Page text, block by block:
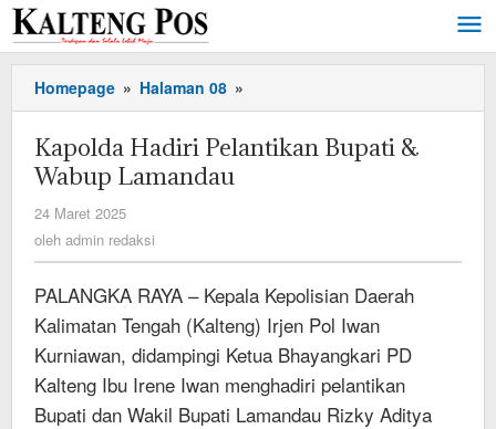
Lewati
ke
konten
Homepage » Halaman 08 »
Hadiri
Pelantikan
Bupati
Kapolda Hadiri Pelantikan Bupati &
Wabup Lamandau
24 Maret 2025
admin
redaksi
oleh admin redaksi
PALANGKA RAYA – Kepala Kepolisian Daerah
Kalimatan Tengah (Kalteng) Irjen Pol Iwan
Kurniawan, didampingi Ketua Bhayangkari PD
Kalteng Ibu Irene Iwan menghadiri pelantikan
Bupati dan Wakil Bupati Lamandau Rizky Aditya